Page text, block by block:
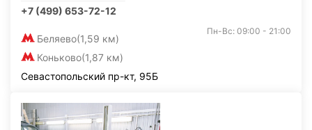
+7 (499) 653-72-12
Беляево(1,59 км)
Коньково(1,87 км)
Пн-Вс: 09:00 - 21:00
Севастопольский пр-кт, 95Б